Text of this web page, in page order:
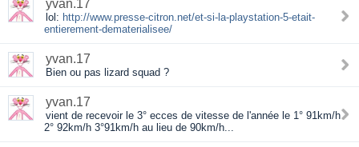
yvan.17
lol: http://www.presse-citron.net/et-si-la-playstation-5-etait-
entierement-dematerialisee/
yvan.17
Bien ou pas lizard squad ?
yvan.17
vient de recevoir le 3° ecces de vitesse de l'année le 1° 91km/h
2° 92km/h 3°91km/h au lieu de 90km/h...